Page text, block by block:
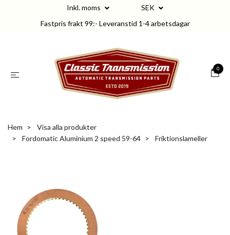
Inkl. moms
SEK
Fastpris frakt 99:- Leveranstid 1-4 arbetsdagar
0
Hem
Visa alla produkter
Fordomatic Aluminium 2 speed 59-64
Friktionslameller